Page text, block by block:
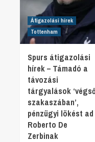
Átigazolási hírek
Tottenham
Spurs átigazolási
hírek – Támadó a
távozási
tárgyalások
szakaszában’,
pénzügyi lökést ad
Roberto De
Zerbinak